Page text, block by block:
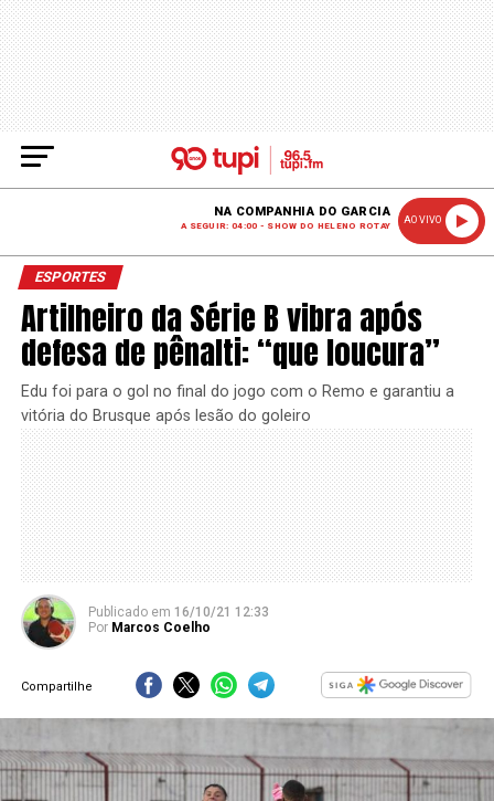
NA COMPANHIA DO GARCIA
A SEGUIR: 04:00 - SHOW DO HELENO ROTAY
AO VIVO
ESPORTES
Artilheiro da Série B vibra após
defesa de pênalti: “que loucura”
Edu foi para o gol no final do jogo com o Remo e garantiu a
vitória do Brusque após lesão do goleiro
Publicado em 16/10/21 12:33
Por Marcos Coelho
Compartilhe